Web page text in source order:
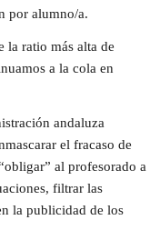
por alumno/a.
la ratio más alta de
a la cola en
andaluza
el fracaso de
al profesorado a
filtrar las
la publicidad de los